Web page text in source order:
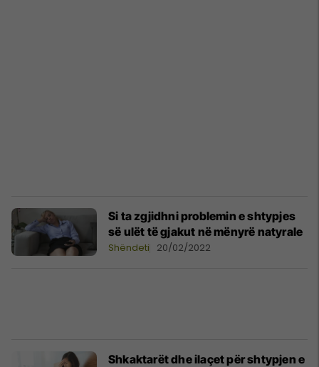
Si ta zgjidhni problemin e shtypjes
së ulët të gjakut në mënyrë natyrale
Shëndeti 20/02/2022
Shkaktarët dhe ilaçet për shtypjen e